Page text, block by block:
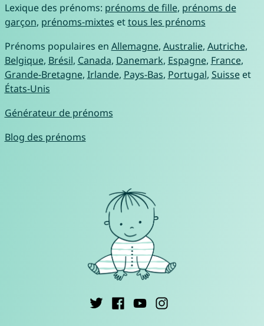
Lexique des prénoms: prénoms de fille, prénoms de
garçon, prénoms-mixtes ettous les prénoms
Prénoms populaires en Allemagne, Australie, Autriche,
Belgique, Brésil, Canada, Danemark, Espagne, France,
Grande-Bretagne, Irlande, Pays-Bas, Portugal, Suisseet
États-Unis
Générateur de prénoms
Blog des prénoms